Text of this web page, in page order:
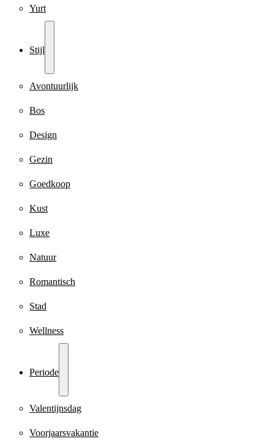
Yurt
Stijl
Avontuurlijk
Bos
Design
Gezin
Goedkoop
Kust
Luxe
Natuur
Romantisch
Stad
Wellness
Periode
Valentijnsdag
Voorjaarsvakantie